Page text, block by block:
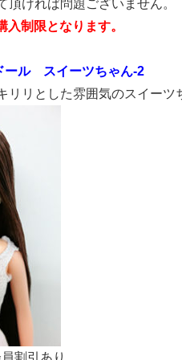
頂ければ問題ございません。
制限となります。
ール スイーツちゃん-2
リリとした雰囲気のスイーツ
割引あり